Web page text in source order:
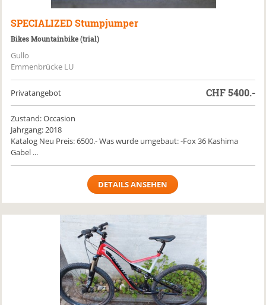
SPECIALIZED Stumpjumper
Bikes Mountainbike (trial)
Gullo
Emmenbrücke LU
Privatangebot CHF5400.-
Zustand: Occasion
Jahrgang: 2018
Katalog Neu Preis: 6500.- Was wurde umgebaut: -Fox 36 Kashima
Gabel ...
DETAILS ANSEHEN